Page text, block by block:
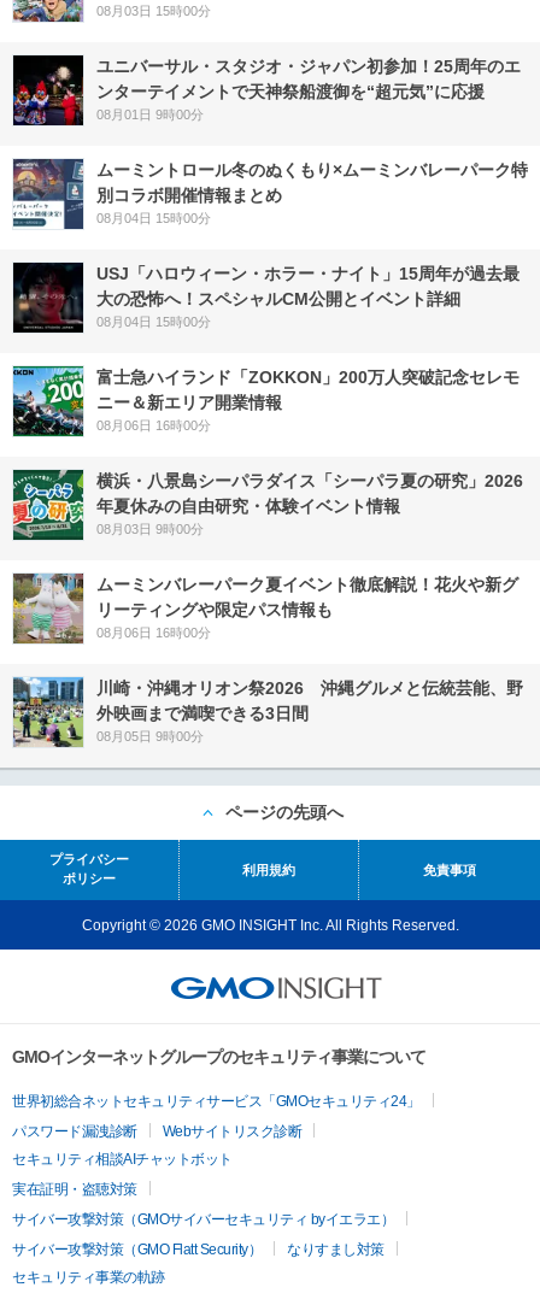
08月03日 15時00分
ユニバーサル・スタジオ・ジャパン初参加！25周年のエ
ンターテイメントで天神祭船渡御を“超元気”に応援
08月01日 9時00分
ムーミントロール冬のぬくもり×ムーミンバレーパーク特
別コラボ開催情報まとめ
08月04日 15時00分
USJ「ハロウィーン・ホラー・ナイト」15周年が過去最
大の恐怖へ！スペシャルCM公開とイベント詳細
08月04日 15時00分
富士急ハイランド「ZOKKON」200万人突破記念セレモ
ニー＆新エリア開業情報
08月06日 16時00分
横浜・八景島シーパラダイス「シーパラ夏の研究」2026
年夏休みの自由研究・体験イベント情報
08月03日 9時00分
ムーミンバレーパーク夏イベント徹底解説！花火や新グ
リーティングや限定パス情報も
08月06日 16時00分
川崎・沖縄オリオン祭2026 沖縄グルメと伝統芸能、野
外映画まで満喫できる3日間
08月05日 9時00分
ページの先頭へ
プライバシー
ポリシー
利用規約 免責事項
Copyright © 2026 GMO INSIGHT Inc. All Rights Reserved.
GMOインターネットグループのセキュリティ事業について
世界初総合ネットセキュリティサービス「GMOセキュリティ24」
パスワード漏洩診断
Webサイトリスク診断
セキュリティ相談AIチャットボット
実在証明・盗聴対策
サイバー攻撃対策（GMOサイバーセキュリティ byイエラエ）
サイバー攻撃対策（GMO Flatt Security）
なりすまし対策
セキュリティ事業の軌跡